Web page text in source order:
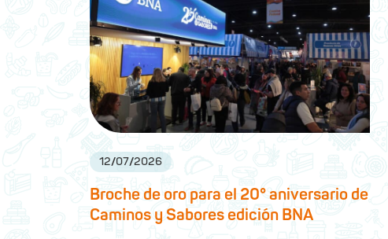
12/07/2026
Broche de oro para el 20° aniversario de
Caminos y Sabores edición BNA